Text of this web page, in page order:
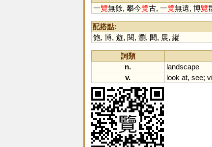
一覽無餘, 攀今覽古, 一覽無遺, 博覽
配搭點:
飽, 博, 遊, 閱, 瀏, 閎, 展, 縱
詞類
n.
landscape
v.
look at, see;